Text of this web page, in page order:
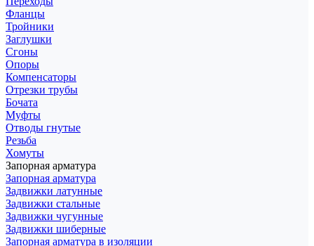
Фланцы
Тройники
Заглушки
Сгоны
Опоры
Компенсаторы
Отрезки трубы
Бочата
Муфты
Отводы гнутые
Резьба
Хомуты
Запорная арматура
Запорная арматура
Задвижки латунные
Задвижки стальные
Задвижки чугунные
Задвижки шиберные
Запорная арматура в изоляции